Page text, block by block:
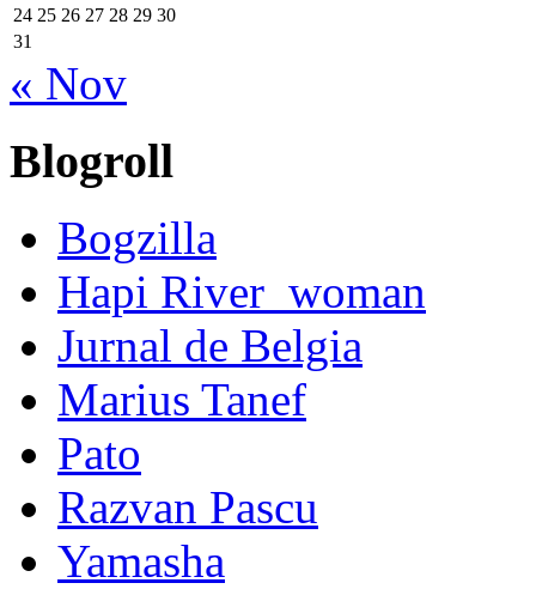
24 25 26 27 28 29 30
31
« Nov
Blogroll
Bogzilla
Hapi River_woman
Jurnal de Belgia
Marius Tanef
Pato
Razvan Pascu
Yamasha